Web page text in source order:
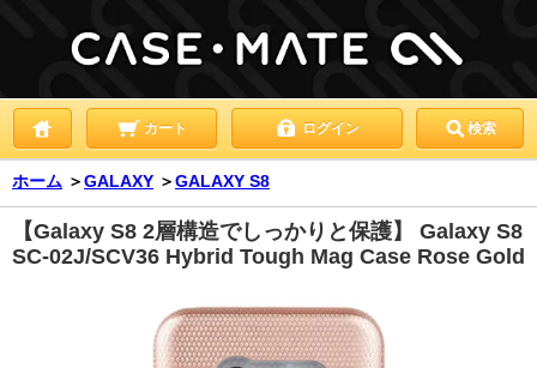
カート ログイン 検索
ホーム ＞GALAXY ＞GALAXY S8
【Galaxy S8 2層構造でしっかりと保護】 Galaxy S8
SC-02J/SCV36 Hybrid Tough Mag Case Rose Gold